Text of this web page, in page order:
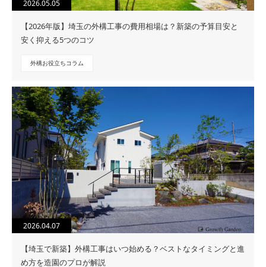
2026.05.05
【2026年版】埼玉の外構工事の費用相場は？新築の予算目安と
安く抑える5つのコツ
外構お役立ちコラム
2026.04.07
【埼玉で新築】外構工事はいつ始める？ベストなタイミングと進
め方を造園のプロが解説